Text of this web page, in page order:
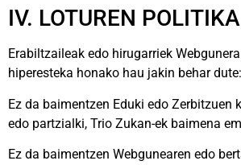
IV. LOTUREN POLITIKA
Erabiltzaileak edo hirugarriek
hiperesteka honako hau jakin behar dute:
Ez da baimentzen Eduki edo Zerbitzuen
edo partzialki, Trio Zukan-ek baimena
Ez da baimentzen Webgunearen edo